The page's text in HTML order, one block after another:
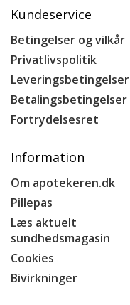
Kundeservice
Betingelser og vilkår
Privatlivspolitik
Leveringsbetingelser
Betalingsbetingelser
Fortrydelsesret
Information
Om apotekeren.dk
Pillepas
Læs aktuelt
sundhedsmagasin
Cookies
Bivirkninger